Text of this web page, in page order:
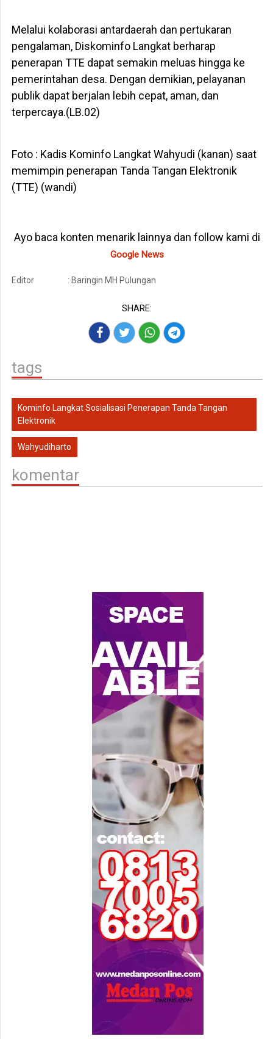
Melalui kolaborasi antardaerah dan pertukaran
pengalaman, Diskominfo Langkat berharap
penerapan TTE dapat semakin meluas hingga ke
pemerintahan desa. Dengan demikian, pelayanan
publik dapat berjalan lebih cepat, aman, dan
terpercaya.(LB.02)
Foto : Kadis Kominfo Langkat Wahyudi (kanan) saat
memimpin penerapan Tanda Tangan Elektronik
(TTE) (wandi)
Ayo baca konten menarik lainnya dan follow kami di
Google News
Editor : Baringin MH Pulungan
SHARE:
tags
Kominfo Langkat Sosialisasi Penerapan Tanda Tangan
Elektronik
Wahyudiharto
komentar